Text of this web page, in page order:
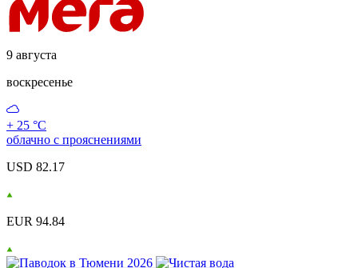
9 августа
воскресенье
+ 25 °С
облачно с прояснениями
USD 82.17
EUR 94.84